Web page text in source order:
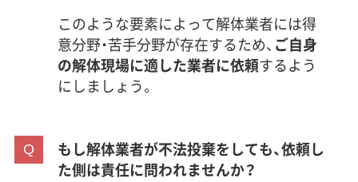
このような要素によって解体業者には得
意分野・苦手分野が存在するため、 ご自身
の解体現場に適した業者に依頼するよう
にしましょう。
もし解体業者が不法投棄をしても、依頼し
た側は責任に問われませんか？